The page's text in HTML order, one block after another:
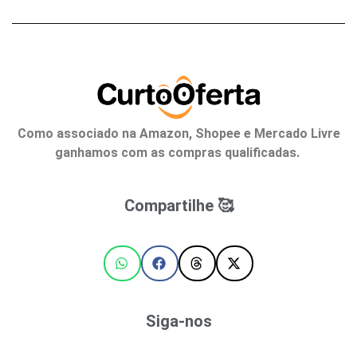
Como associado na Amazon, Shopee e Mercado Livre
ganhamos com as compras qualificadas.
Compartilhe 🥰
Siga-nos